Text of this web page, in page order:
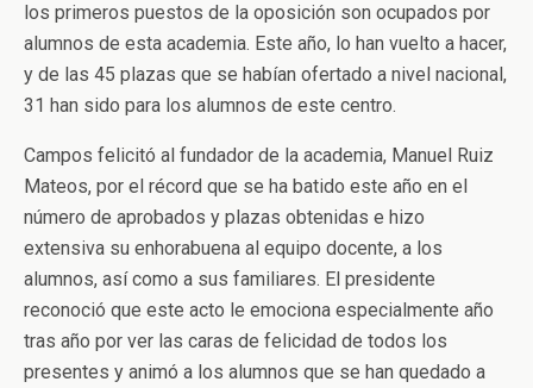
los primeros puestos de la oposición son ocupados por
alumnos de esta academia. Este año, lo han vuelto a hacer,
y de las 45 plazas que se habían ofertado a nivel nacional,
31 han sido para los alumnos de este centro.
Campos felicitó al fundador de la academia, Manuel Ruiz
Mateos, por el récord que se ha batido este año en el
número de aprobados y plazas obtenidas e hizo
extensiva su enhorabuena al equipo docente, a los
alumnos, así como a sus familiares. El presidente
reconoció que este acto le emociona especialmente año
tras año por ver las caras de felicidad de todos los
presentes y animó a los alumnos que se han quedado a